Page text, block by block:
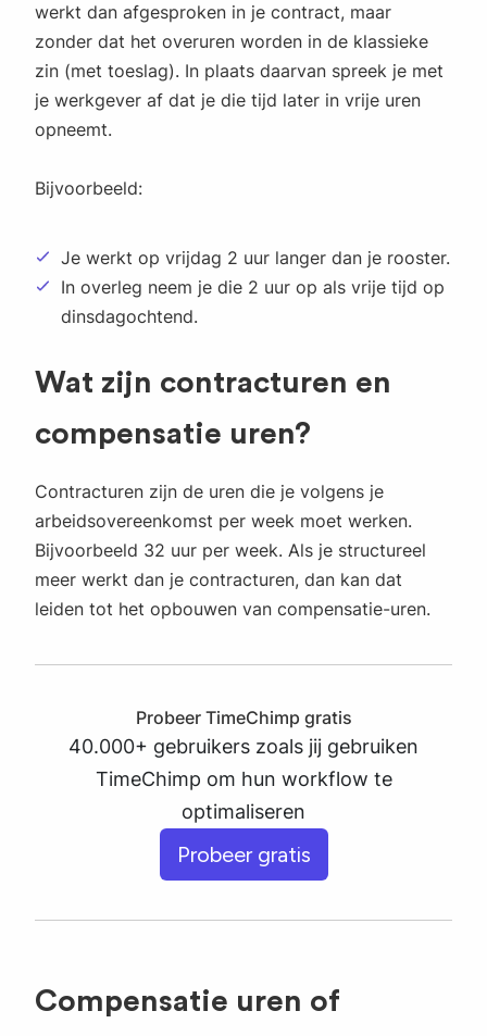
werkt dan afgesproken in je contract, maar
zonder dat het overuren worden in de klassieke
zin (met toeslag). In plaats daarvan spreek je met
je werkgever af dat je die tijd later in vrije uren
opneemt.
Bijvoorbeeld:
Je werkt op vrijdag 2 uur langer dan je rooster.
In overleg neem je die 2 uur op als vrije tijd op
dinsdagochtend.
Wat zijn contracturen en
compensatie uren?
Contracturen zijn de uren die je volgens je
arbeidsovereenkomst per week moet werken.
Bijvoorbeeld 32 uur per week. Als je structureel
meer werkt dan je contracturen, dan kan dat
leiden tot het opbouwen van compensatie-uren.
Probeer TimeChimp gratis
40.000+ gebruikers zoals jij gebruiken
TimeChimp om hun workflow te
optimaliseren
Probeer gratis
Compensatie uren of